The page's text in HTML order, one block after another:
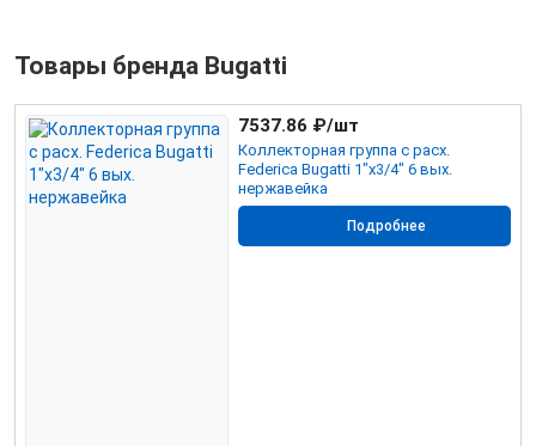
Товары бренда Bugatti
Коллекторная группа с расх.
Federica Bugatti 1"х3/4" 6 вых.
нержавейка
7537.86 ₽/шт
Подробнее